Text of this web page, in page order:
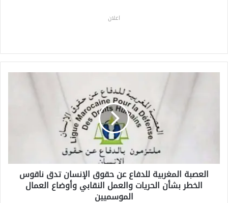
اعلان
م
العصبة المغربية للدفاع عن حقوق الإنسان تدق ناقوس
الخطر بشأن الحريات والعمل النقابي وأوضاع العمال
الموسميين